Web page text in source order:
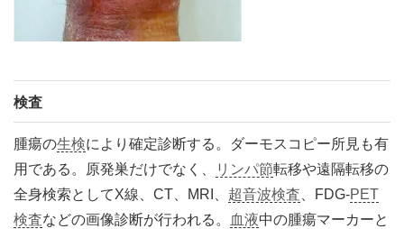
検査
腫瘍の生検により確定診断する。ダーモスコピー所見も有
用である。原発巣だけでなく、
リンパ節転移や遠隔転移の
全身検索としてX線、CT、MRI、 超音波検査 、FDG-PET
検査などの画像診断が行われる。 血液中の腫瘍マーカーと